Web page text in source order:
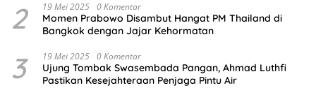
2 19 Mei 2025 0 Komentar
Momen Prabowo Disambut Hangat PM Thailand di
Bangkok dengan Jajar Kehormatan
3 19 Mei 2025 0 Komentar
Ujung Tombak Swasembada Pangan, Ahmad Luthfi
Pastikan Kesejahteraan Penjaga Pintu Air